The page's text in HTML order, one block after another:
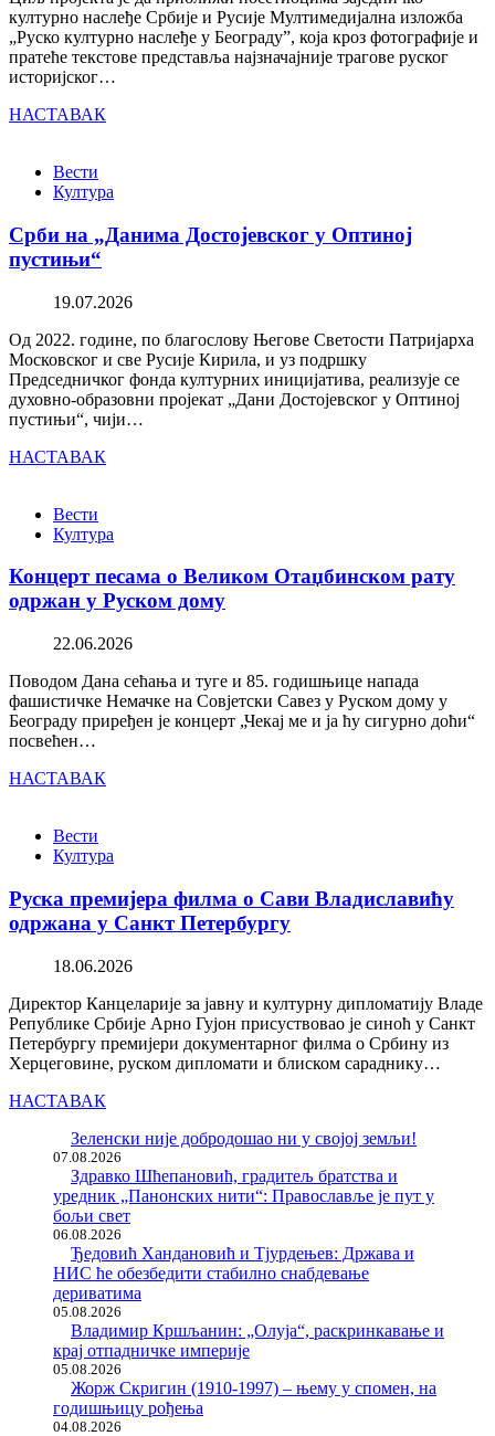
културно наслеђе Србије и Русије Мултимедијална изложба
„Руско културно наслеђе у Београду”, која кроз фотографије и
пратеће текстове представља најзначајније трагове руског
историјског…
НАСТАВАК
Вести
Култура
Срби на „Данима Достојевског у Оптиној
пустињи“
19.07.2026
Од 2022. године, по благослову Његове Светости Патријарха
Московског и све Русије Кирила, и уз подршку
Председничког фонда културних иницијатива, реализује се
духовно-образовни пројекат „Дани Достојевског у Оптиној
пустињи“, чији…
НАСТАВАК
Вести
Култура
Концерт песама о Великом Отаџбинском рату
одржан у Руском дому
22.06.2026
Поводом Дана сећања и туге и 85. годишњице напада
фашистичке Немачке на Совјетски Савез у Руском дому у
Београду приређен је концерт „Чекај ме и ја ћу сигурно доћи“
посвећен…
НАСТАВАК
Вести
Култура
Руска премијера филма о Сави Владиславићу
одржана у Санкт Петербургу
18.06.2026
Директор Канцеларије за јавну и културну дипломатију Владе
Републике Србије Арно Гујон присуствовао је синоћ у Санкт
Петербургу премијери документарног филма о Србину из
Херцеговине, руском дипломати и блиском сараднику…
НАСТАВАК
Зеленски није добродошао ни у својој земљи!
07.08.2026
Здравко Шћепановић, градитељ братства и
уредник „Панонских нити“: Православље је пут у
бољи свет
06.08.2026
Ђедовић Хандановић и Тјурдењев: Држава и
НИС ће обезбедити стабилно снабдевање
дериватима
05.08.2026
Владимир Кршљанин: „Олуја“, раскринкавање и
крај отпадничке империје
05.08.2026
Жорж Скригин (1910-1997) – њему у спомен, на
годишњицу рођења
04.08.2026